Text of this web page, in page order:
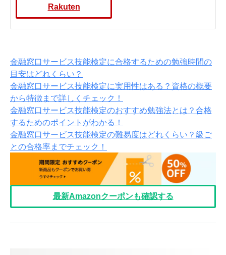
Rakuten
金融窓口サービス技能検定に合格するための勉強時間の
目安はどれくらい？
金融窓口サービス技能検定に実用性はある？資格の概要
から特徴まで詳しくチェック！
金融窓口サービス技能検定のおすすめ勉強法とは？合格
するためのポイントがわかる！
金融窓口サービス技能検定の難易度はどれくらい？級ご
との合格率までチェック！
最新Amazonクーポンも確認する